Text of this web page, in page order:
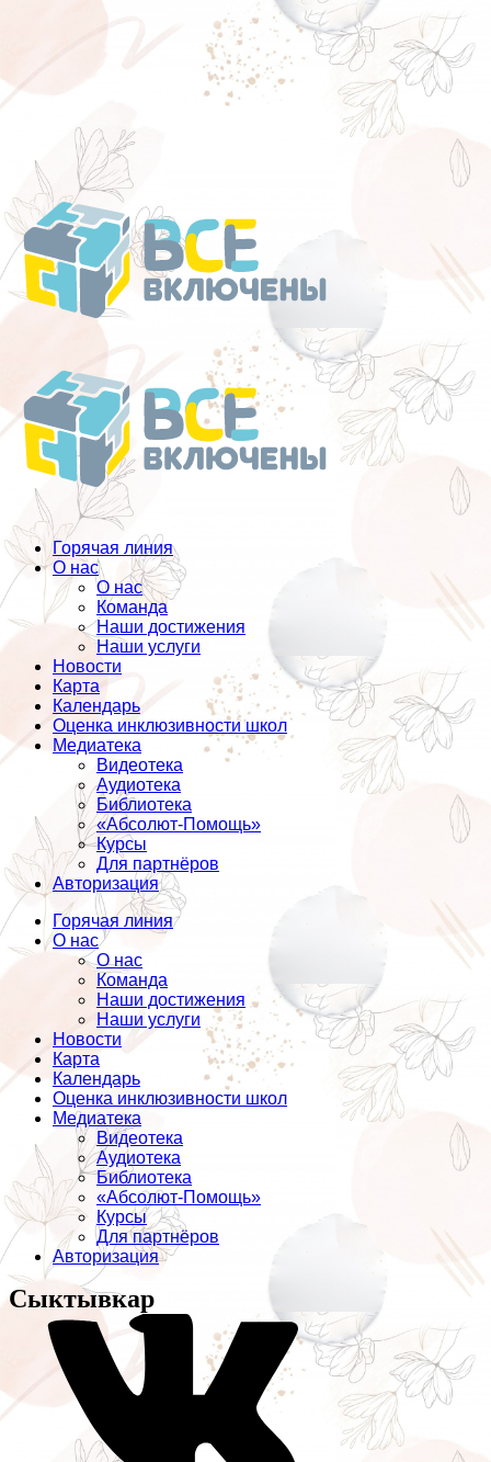
Перейти
к
содержанию
Горячая линия
О нас
О нас
Команда
Наши достижения
Наши услуги
Новости
Карта
Календарь
Оценка инклюзивности школ
Медиатека
Видеотека
Аудиотека
Библиотека
«Абсолют-Помощь»
Курсы
Для партнёров
Авторизация
Горячая линия
О нас
О нас
Команда
Наши достижения
Наши услуги
Новости
Карта
Календарь
Оценка инклюзивности школ
Медиатека
Видеотека
Аудиотека
Библиотека
«Абсолют-Помощь»
Курсы
Для партнёров
Авторизация
Сыктывкар